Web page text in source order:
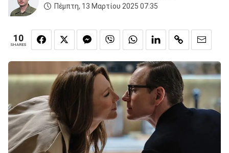
Πέμπτη, 13 Μαρτίου 2025 07:35
10
SHARES